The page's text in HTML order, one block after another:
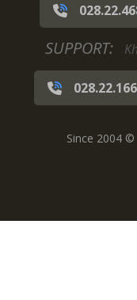
SUPPORT:
Since 2004 ©